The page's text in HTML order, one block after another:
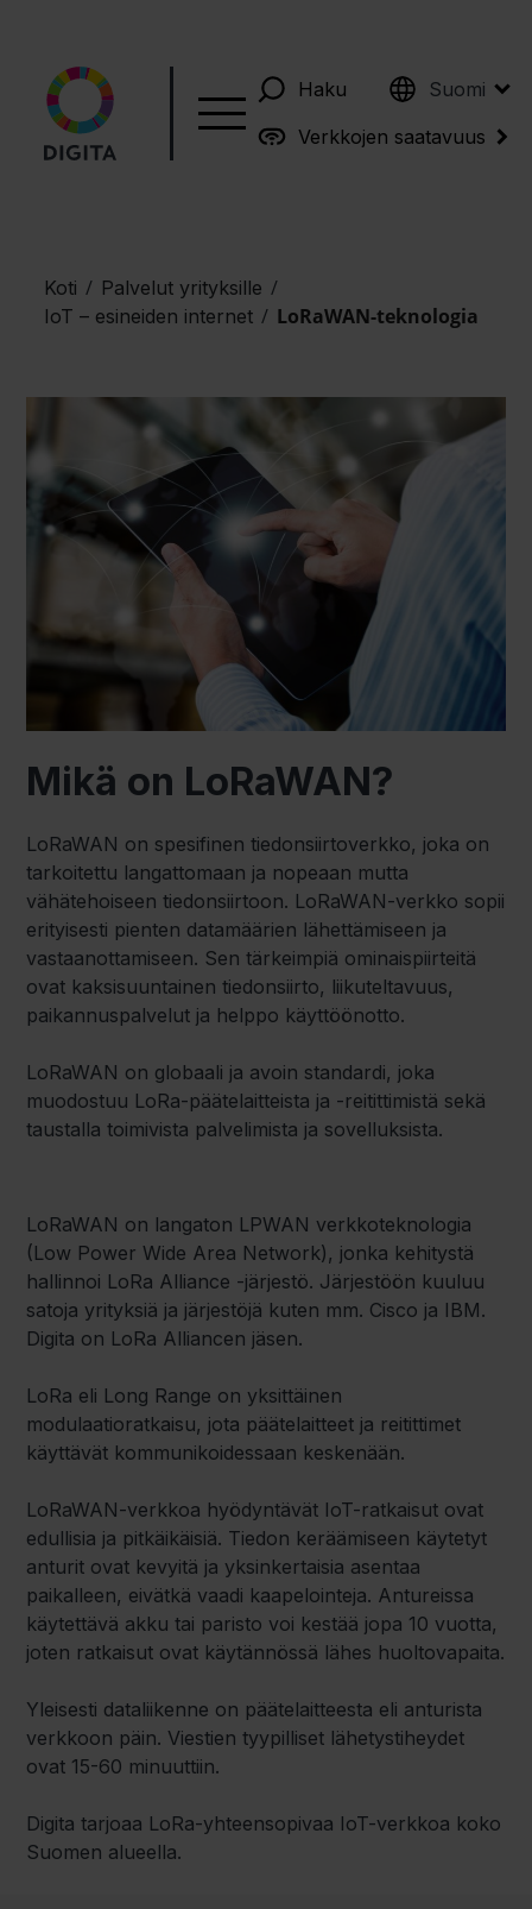
Haku Suomi
English
Verkkojen saatavuus
Koti / Palvelut yrityksille /
IoT – esineiden internet / LoRaWAN-teknologia
Mikä on LoRaWAN?
LoRaWAN on spesifinen tiedonsiirtoverkko, joka on
tarkoitettu langattomaan ja nopeaan mutta
vähätehoiseen tiedonsiirtoon. LoRaWAN-verkko sopii
erityisesti pienten datamäärien lähettämiseen ja
vastaanottamiseen. Sen tärkeimpiä ominaispiirteitä
ovat kaksisuuntainen tiedonsiirto, liikuteltavuus,
paikannuspalvelut ja helppo käyttöönotto.
LoRaWAN on globaali ja avoin standardi, joka
muodostuu LoRa-päätelaitteista ja -reitittimistä sekä
taustalla toimivista palvelimista ja sovelluksista.
LoRaWAN on langaton LPWAN verkkoteknologia
(Low Power Wide Area Network), jonka kehitystä
hallinnoi LoRa Alliance -järjestö. Järjestöön kuuluu
satoja yrityksiä ja järjestöjä kuten mm. Cisco ja IBM.
Digita on LoRa Alliancen jäsen.
LoRa eli Long Range on yksittäinen
modulaatioratkaisu, jota päätelaitteet ja reitittimet
käyttävät kommunikoidessaan keskenään.
LoRaWAN-verkkoa hyödyntävät IoT-ratkaisut ovat
edullisia ja pitkäikäisiä. Tiedon keräämiseen käytetyt
anturit ovat kevyitä ja yksinkertaisia asentaa
paikalleen, eivätkä vaadi kaapelointeja. Antureissa
käytettävä akku tai paristo voi kestää jopa 10 vuotta,
joten ratkaisut ovat käytännössä lähes huoltovapaita.
Yleisesti dataliikenne on päätelaitteesta eli anturista
verkkoon päin. Viestien tyypilliset lähetystiheydet
ovat 15-60 minuuttiin.
Digita tarjoaa LoRa-yhteensopivaa IoT-verkkoa koko
Suomen alueella.